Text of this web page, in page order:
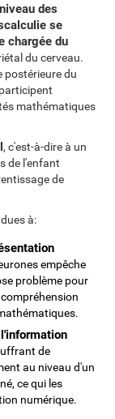
des
se
chargée du
du cerveau.
postérieure du
mathématiques
, c'est-à-dire à un
de l'enfant
de
à:
empêche
problème pour
de
au niveau d'un
ce qui les
numérique.